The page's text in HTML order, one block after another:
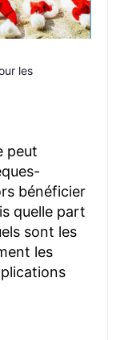
les
peut
bénéficier
quelle part
sont les
les